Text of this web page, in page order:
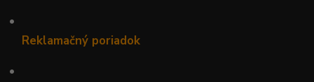
•
Reklamačný poriadok
•